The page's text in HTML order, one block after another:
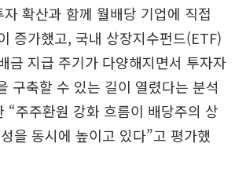
확산과 함께 월배당 기업에 직접
증가했고, 국내 상장지수펀드(ETF)
금 지급 주기가 다양해지면서 투자자
구축할 수 있는 길이 열렸다는 분석
“주주환원 강화 흐름이 배당주의 상
을 동시에 높이고 있다”고 평가했